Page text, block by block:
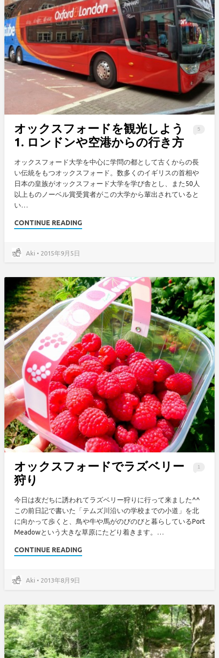
5
オックスフォードを観光しよう
1. ロンドンや空港からの行き方
オックスフォード大学を中心に学問の都として古くからの長
い伝統をもつオックスフォード。数多くのイギリスの首相や
日本の皇族がオックスフォード大学を学び舎とし、また50人
以上ものノーベル賞受賞者がこの大学から輩出されていると
い…
CONTINUE READING
Aki • 2015年9月5日
1
オックスフォードでラズベリー
狩り
今日は友だちに誘われてラズベリー狩りに行って来ました^^
この前日記で書いた「テムズ川沿いの学校までの小道」を北
に向かって歩くと、鳥や牛や馬がのびのびと暮らしているPort
Meadowという大きな草原にたどり着きます。…
CONTINUE READING
Aki • 2013年8月9日